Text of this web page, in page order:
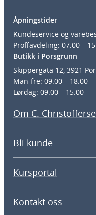
Åpningstider
Kundeservice og
Proffavdeling: 07.00 –
Butikk i Porsgrunn
Skippergata 12, 3921
Man-fre: 09.00 – 18.00
Lørdag: 09.00 – 15.00
Om C.
Bli kunde
Kursportal
Kontakt oss